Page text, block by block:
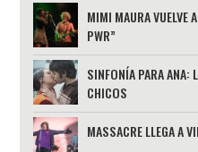
MIMI MAURA VUELVE
PWR”
SINFONÍA PARA ANA:
CHICOS
MASSACRE LLEGA A